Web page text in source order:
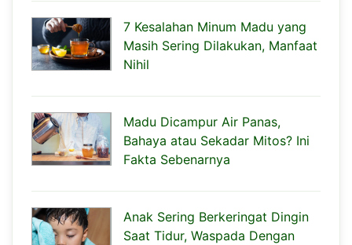
7 Kesalahan Minum Madu yang
Masih Sering Dilakukan, Manfaat
Nihil
Madu Dicampur Air Panas,
Bahaya atau Sekadar Mitos? Ini
Fakta Sebenarnya
Anak Sering Berkeringat Dingin
Saat Tidur, Waspada Dengan